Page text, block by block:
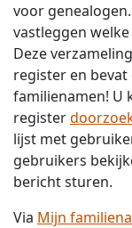
voor
vastleggen
Deze
register en
familienamen! U
register
lijst met
gebruikers
bericht sturen.
Via Mijn